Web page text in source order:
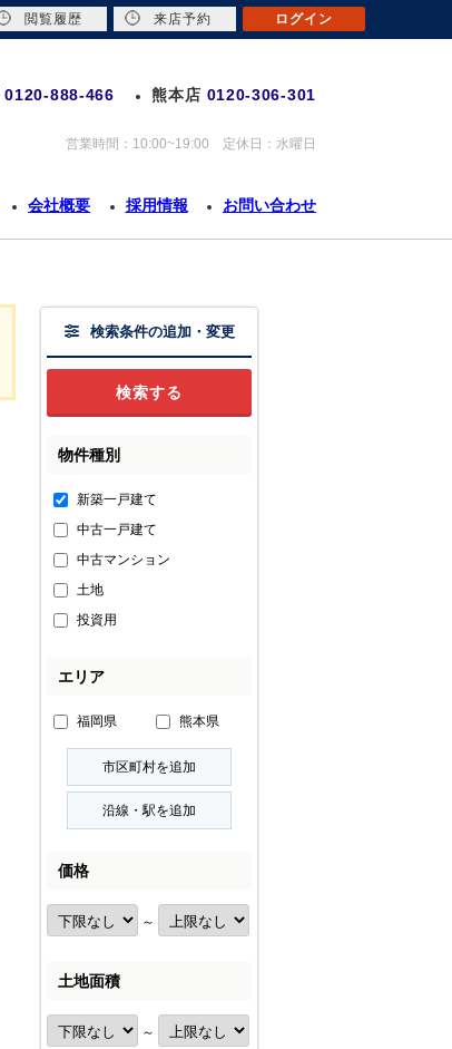
0120-888-466 熊本店 0120-306-301
営業時間：10:00~19:00 定休日：水曜日
会社概要 採用情報 お問い合わせ
検索条件の追加・変更
物件種別
新築一戸建て
中古一戸建て
中古マンション
土地
投資用
エリア
福岡県 熊本県
価格
～
土地面積
～
閲覧履歴 来店予約 ログイン